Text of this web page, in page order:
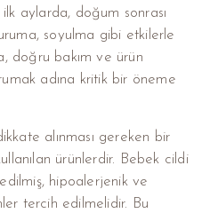
aylarda, doğum sonrası
soyulma gibi etkilerle
doğru bakım ve ürün
adına kritik bir öneme
alınması gereken bir
ürünlerdir. Bebek cildi
hipoalerjenik ve
tercih edilmelidir. Bu